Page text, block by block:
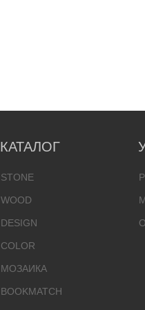
КАТАЛОГ
STONE
WOOD
DESIGN
COLOR
МОЗАИКА
BOOKMATCH